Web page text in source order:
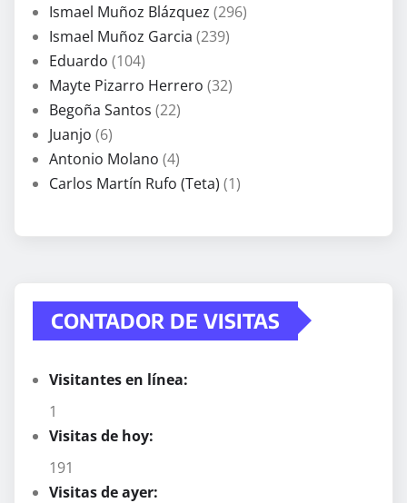
Ismael Muñoz Blázquez (296)
Ismael Muñoz Garcia (239)
Eduardo (104)
Mayte Pizarro Herrero (32)
Begoña Santos (22)
Juanjo (6)
Antonio Molano (4)
Carlos Martín Rufo (Teta) (1)
CONTADOR DE VISITAS
Visitantes en línea:
1
Visitas de hoy:
191
Visitas de ayer: